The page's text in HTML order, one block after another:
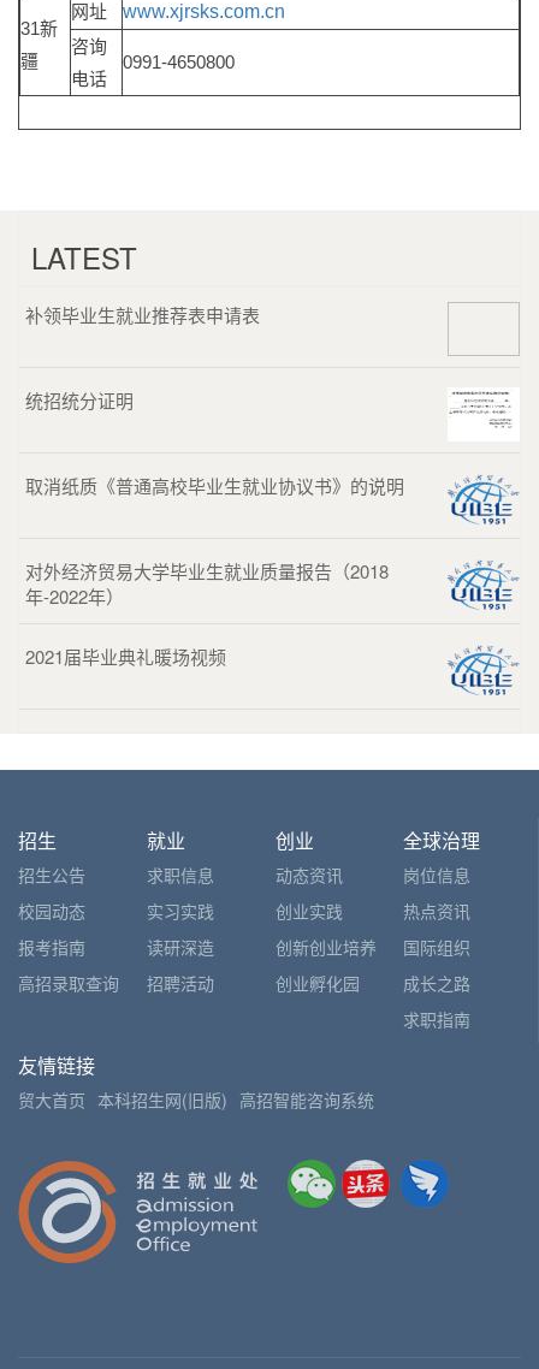
31新
疆
网址
www.xjrsks.com.cn
咨询
电话
0991-4650800
LATEST
补领毕业生就业推荐表申请表
统招统分证明
取消纸质《普通高校毕业生就业协议书》的说明
对外经济贸易大学毕业生就业质量报告（2018
年-2022年）
2021届毕业典礼暖场视频
招生
招生公告
校园动态
报考指南
高招录取查询
就业
求职信息
实习实践
读研深造
招聘活动
创业
动态资讯
创业实践
创新创业培养
创业孵化园
全球治理
岗位信息
热点资讯
国际组织
成长之路
求职指南
友情链接
贸大首页 本科招生网(旧版) 高招智能咨询系统